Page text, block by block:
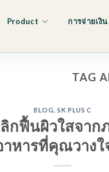
Product การจ่ายเงิน
TAG
BLOG ,SK PLUS C
ลิกฟื้นผิวใสจ
าหารที่คุณวางใ